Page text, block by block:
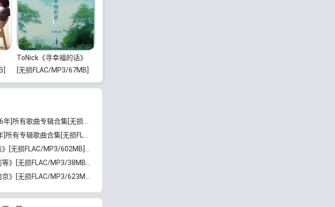
ToNick《寻幸福的话》
[无损FLAC/MP3/67MB]
百度云网盘下载
合集[无损MP3/FLAC/14.45GB]百度云网盘下载
合集[无损FLAC/MP3/10.96GB]百度云网盘下载
FLAC/MP3/602MB]百度云网盘下载
损FLAC/MP3/38MB]百度云网盘下载
损FLAC/MP3/623MB]百度云网盘下载